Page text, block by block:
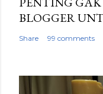
BLOGGER
Share 99 comments